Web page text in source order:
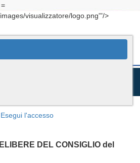
visualizzatore/logo.png'"/>
Esegui l'accesso
DEL CONSIGLIO del